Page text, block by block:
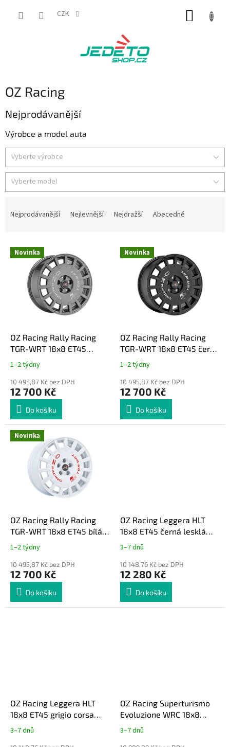
CZK
OZ Racing
Nejprodávanější
Výrobce a model auta
Vyberte výrobce
Vyberte model
n
Nejprodávanější Nejlevnější Nejdražší Abecedně
V Novinka
OZ Racing Rally Racing
TGR-WRT 18x8 ET45
grafitová Toyota GR Yaris
2020+
1–2 týdny
10 495,87 Kč bez DPH
12 700 Kč
Do košíku
Novinka
OZ Racing Rally Racing
TGR-WRT 18x8 ET45 černá
Toyota GR Yaris 2020+
1–2 týdny
10 495,87 Kč bez DPH
12 700 Kč
Do košíku
Novinka
OZ Racing Rally Racing
TGR-WRT 18x8 ET45 bílá
Toyota GR Yaris 2020+
1–2 týdny
10 495,87 Kč bez DPH
12 700 Kč
Do košíku
OZ Racing Leggera HLT
18x8 ET45 černá lesklá
Toyota GR Yaris
3–7 dnů
10 148,76 Kč bez DPH
12 280 Kč
Do košíku
OZ Racing Leggera HLT
18x8 ET45 grigio corsa
Toyota GR Yaris
3–7 dnů
OZ Racing Superturismo
Evoluzione WRC 18x8
ET45 bílá Toyota GR Yaris
3–7 dnů